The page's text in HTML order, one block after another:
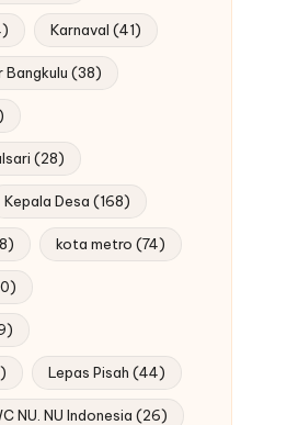
Karnaval (41)
Bangkulu (38)
(28)
Kepala Desa (168)
kota metro (74)
Lepas Pisah (44)
NU. NU Indonesia (26)